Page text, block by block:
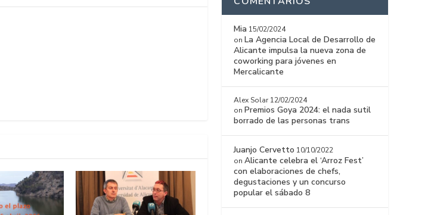
Mia 15/02/2024
on La Agencia Local de Desarrollo de
Alicante impulsa la nueva zona de
coworking para jóvenes en
Mercalicante
Alex Solar 12/02/2024
on Premios Goya 2024: el nada sutil
borrado de las personas trans
Juanjo Cervetto 10/10/2022
onAlicante celebra el ‘Arroz Fest’
con elaboraciones de chefs,
degustaciones y un concurso
popular el sábado 8